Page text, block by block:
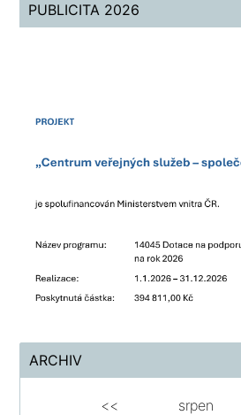
PUBLICITA 2026
ARCHIV
<< srpen